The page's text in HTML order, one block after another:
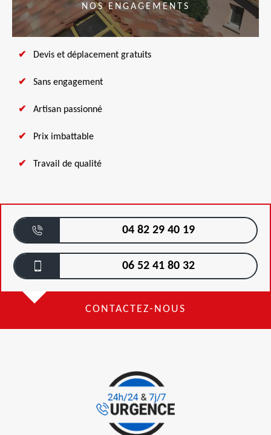
NOS ENGAGEMENTS
Devis et déplacement gratuits
Sans engagement
Artisan passionné
Prix imbattable
Travail de qualité
04 82 29 40 19
06 52 41 80 32
CONTACTEZ-NOUS